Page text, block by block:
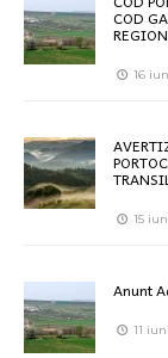
COD
16
15
Anunt
11